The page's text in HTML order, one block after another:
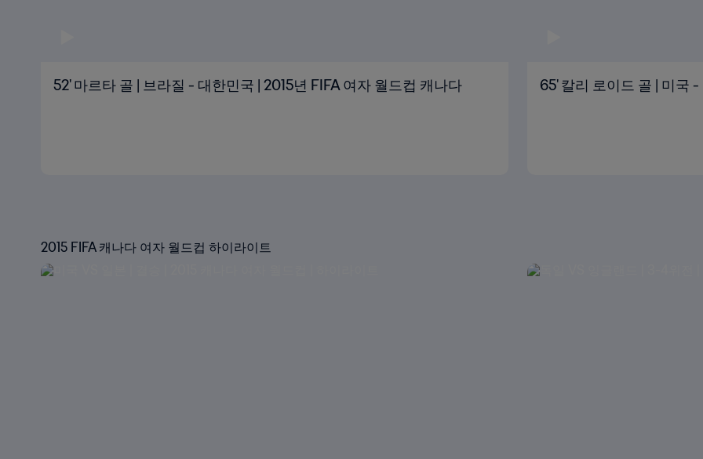
52' 마르타 골 | 브라질 - 대한민국 | 2015년 FIFA 여자 월드컵 캐나다 65' 칼리 로이드 골 | 미국
2015 FIFA 캐나다 여자 월드컵 하이라이트